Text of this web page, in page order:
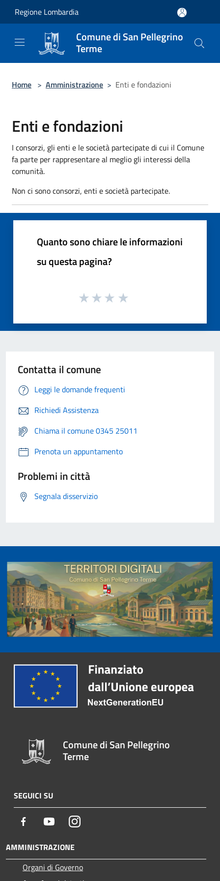
Regione Lombardia
Comune di San Pellegrino
Terme
Home > Amministrazione > Enti e fondazioni
Enti e fondazioni
I consorzi, gli enti e le società partecipate di cui il Comune
fa parte per rappresentare al meglio gli interessi della
comunità.
Non ci sono consorzi, enti e società partecipate.
Quanto sono chiare le informazioni
su questa pagina?
Contatta il comune
Leggi le domande frequenti
Richiedi Assistenza
Chiama il comune 0345 25011
Prenota un appuntamento
Problemi in città
Segnala disservizio
Comune di San Pellegrino
Terme
SEGUICI SU
Facebook YoutubeInstagram
AMMINISTRAZIONE
Organi di Governo